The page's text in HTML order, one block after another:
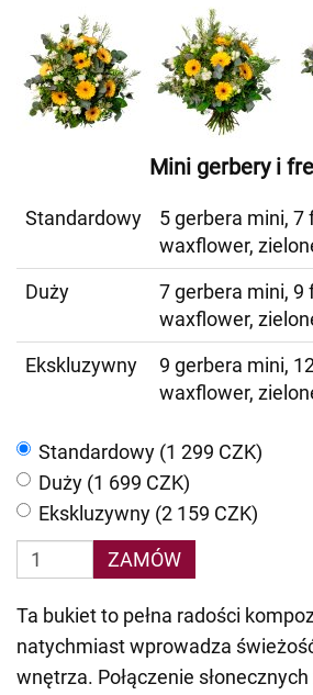
Mini gerbery i
Standardowy
5 gerbera mini, 7
waxflower,
Duży
7 gerbera mini, 9
waxflower,
Ekskluzywny
9 gerbera mini,
waxflower,
Standardowy (1 299 CZK)
Duży (1 699 CZK)
Ekskluzywny (2 159 CZK)
ZAMÓW
Ta bukiet to pełna radości
natychmiast wprowadza
wnętrza. Połączenie